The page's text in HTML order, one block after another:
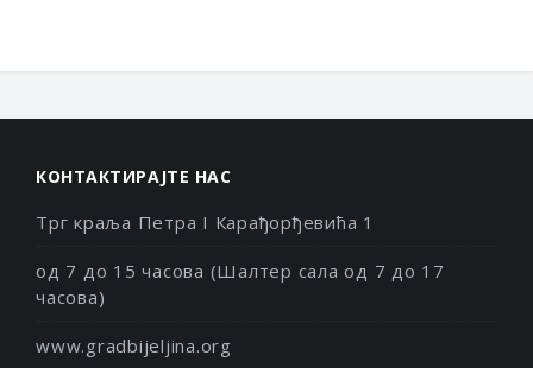
КОНТАКТИРАЈТЕ НАС
Трг краља Петра I Карађорђевића 1
од 7 до 15 часова (Шалтер сала од 7 до 17
часова)
www.gradbijeljina.org